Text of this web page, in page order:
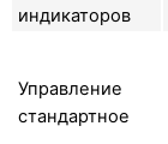
индикаторов
Управление
стандартное